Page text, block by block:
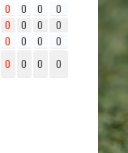
0 0 0
0
0 0 0
0
0 0 0
0
0 0 0 0